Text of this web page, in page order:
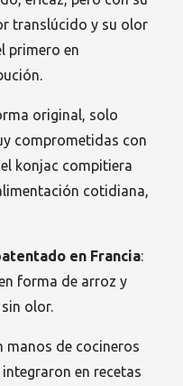
translúcido y su olor
primero en
original, solo
comprometidas con
konjac compitiera
cotidiana,
en Francia:
forma de arroz y
olor.
manos de cocineros
en recetas